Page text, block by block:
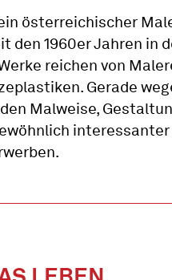
österreichischer
den 1960er Jahren in
reichen von
Gerade
Malweise,
interessanter